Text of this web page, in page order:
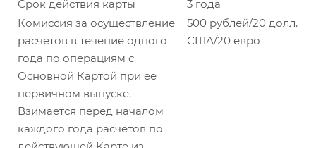
Срок действия карты
3 года
Комиссия за осуществление
расчетов в течение одного
года по операциям с
Основной Картой при ее
первичном выпуске.
Взимается перед началом
каждого года расчетов по
500 рублей/20 долл.
США/20 евро